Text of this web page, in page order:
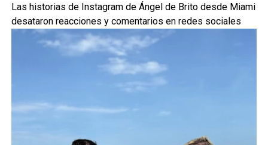
Las historias de Instagram de Ángel de Brito desde Miami
desataron reacciones y comentarios en redes sociales